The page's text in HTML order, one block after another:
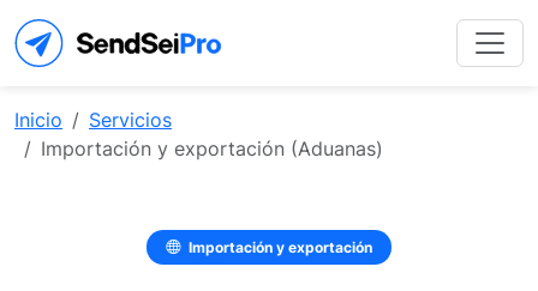
Inicio
Servicios
Importación y exportación (Aduanas)
Importación y exportación